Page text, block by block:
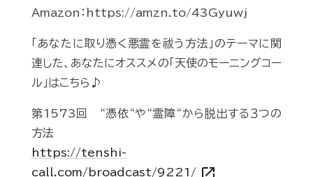
Amazon：https://amzn.to/43Gyuwj
「あなたに取り憑く悪霊を祓う方法」のテーマに関
連した、あなたにオススメの「天使のモーニングコー
ル」はこちら♪
第1573回 “憑依“や“霊障“から脱出する３つの
方法
https://tenshi-
call.com/broadcast/9221/ open_in_new